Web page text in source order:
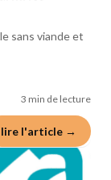
sans viande et
3 min de lecture
lire l'article →